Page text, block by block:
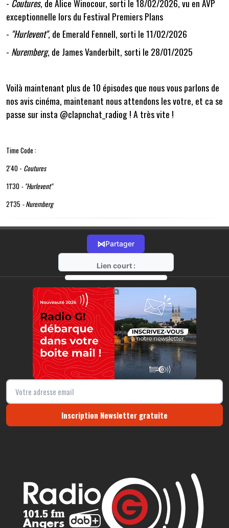
- Coutures, deAlice Winocour, sorti le 18/02/2026, vu en AVP
exceptionnelle lors du Festival Premiers Plans
- "Hurlevent", de Emerald Fennell, sorti le 11/02/2026
- Nuremberg, de James Vanderbilt, sorti le 28/01/2025
Voilà maintenant plus de 10 épisodes que nous vous parlons de
nos avis cinéma, maintenant nous attendons les votre, et ca se
passe sur insta @clapnchat_radiog ! A très vite !
Time Code :
2'40 - Coutures
11'30 - "Hurlevent"
21'35 - Nuremberg
⋈Partager
Lien court :
https://radio-g.fr?20836
⧉
Inscription Newsletter gratuite